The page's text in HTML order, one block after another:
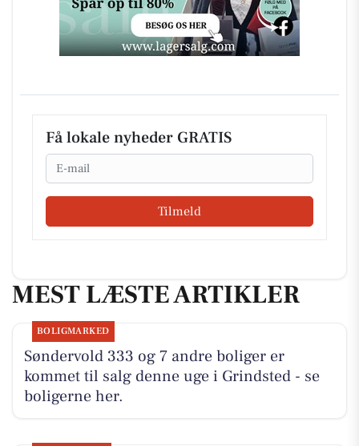
Få lokale nyheder GRATIS
Email
Tilmeld
MEST LÆSTE ARTIKLER
BOLIGMARKED
Søndervold 333 og 7 andre boliger er
kommet til salg denne uge i Grindsted - se
boligerne her.